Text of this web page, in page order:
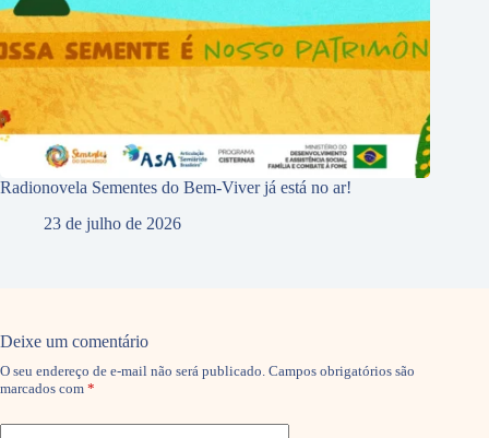
Radionovela Sementes do Bem-Viver já está no ar!
23 de julho de 2026
Deixe um comentário
O seu endereço de e-mail não será publicado. Campos obrigatórios são
marcados com *